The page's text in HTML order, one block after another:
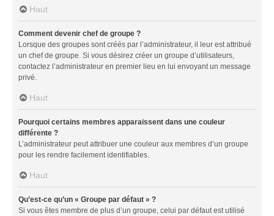
Haut
Comment devenir chef de groupe ?
Lorsque des groupes sont créés par l’administrateur, il leur est attribué
un chef de groupe. Si vous désirez créer un groupe d’utilisateurs,
contactez l’administrateur en premier lieu en lui envoyant un message
privé.
Haut
Pourquoi certains membres apparaissent dans une couleur
différente ?
L’administrateur peut attribuer une couleur aux membres d’un groupe
pour les rendre facilement identifiables.
Haut
Qu’est-ce qu’un « Groupe par défaut » ?
Si vous êtes membre de plus d’un groupe, celui par défaut est utilisé